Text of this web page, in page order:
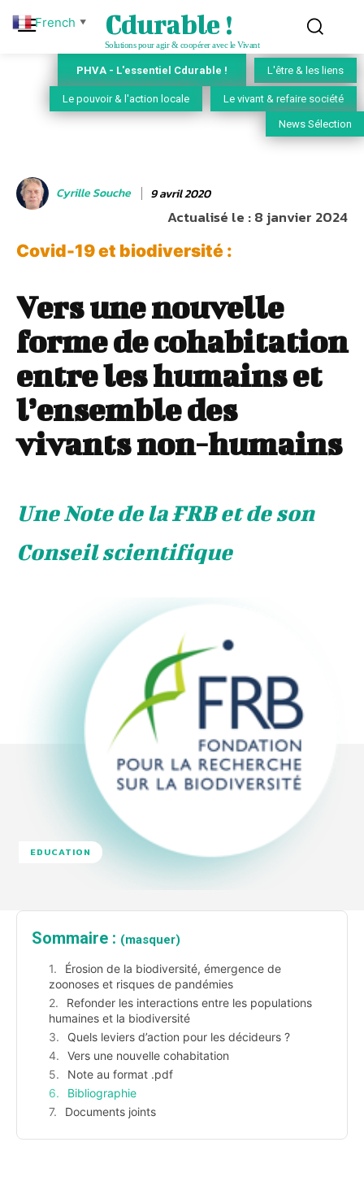
Cdurable !
Solutions pour agir & coopérer avec le Vivant
PHVA - L'essentiel Cdurable ! L'être & les liens
Le pouvoir & l'action locale Le vivant & refaire société
News Sélection
Cyrille Souche 9 avril 2020
Actualisé le :8 janvier 2024
Covid-19 et biodiversité :
Vers une nouvelle
forme de cohabitation
entre les humains et
l’ensemble des
vivants non-humains
Une Note de la FRB et de son
Conseil scientifique
EDUCATION
Sommaire : (masquer)
Érosion de la biodiversité, émergence de
zoonoses et risques de pandémies
Refonder les interactions entre les populations
humaines et la biodiversité
Quels leviers d’action pour les décideurs ?
Vers une nouvelle cohabitation
Note au format .pdf
Bibliographie
Documents joints
French ▼